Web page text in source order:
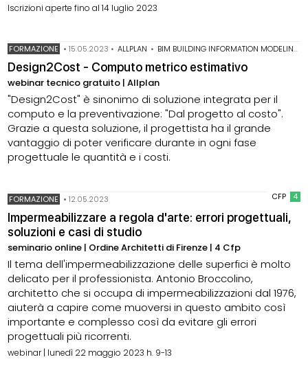
Iscrizioni aperte fino al 14 luglio 2023
FORMAZIONE •15.05.2023 • ALLPLAN • BIM BUILDING INFORMATION MODELING
Design2Cost - Computo metrico estimativo
webinar tecnico gratuito | Allplan
"Design2Cost" è sinonimo di soluzione integrata per il
computo e la preventivazione: "Dal progetto al costo".
Grazie a questa soluzione, il progettista ha il grande
vantaggio di poter verificare durante in ogni fase
progettuale le quantità e i costi.
CFP 4
FORMAZIONE •12.05.2023
Impermeabilizzare a regola d'arte: errori progettuali,
soluzioni e casi di studio
seminario online | Ordine Architetti di Firenze | 4 Cfp
Il tema dell'impermeabilizzazione delle superfici è molto
delicato per il professionista. Antonio Broccolino,
architetto che si occupa di impermeabilizzazioni dal 1976,
aiuterà a capire come muoversi in questo ambito così
importante e complesso così da evitare gli errori
progettuali più ricorrenti.
webinar | lunedì 22 maggio 2023 h. 9-13